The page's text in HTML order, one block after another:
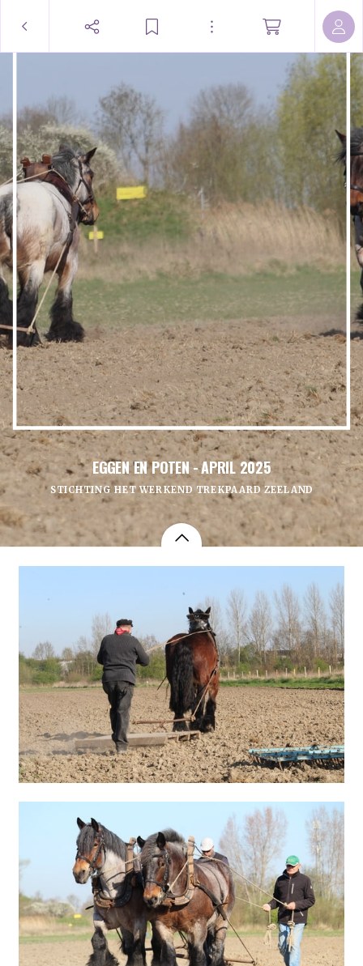
EGGEN EN POTEN - APRIL 2025
STICHTING HET WERKEND TREKPAARD ZEELAND